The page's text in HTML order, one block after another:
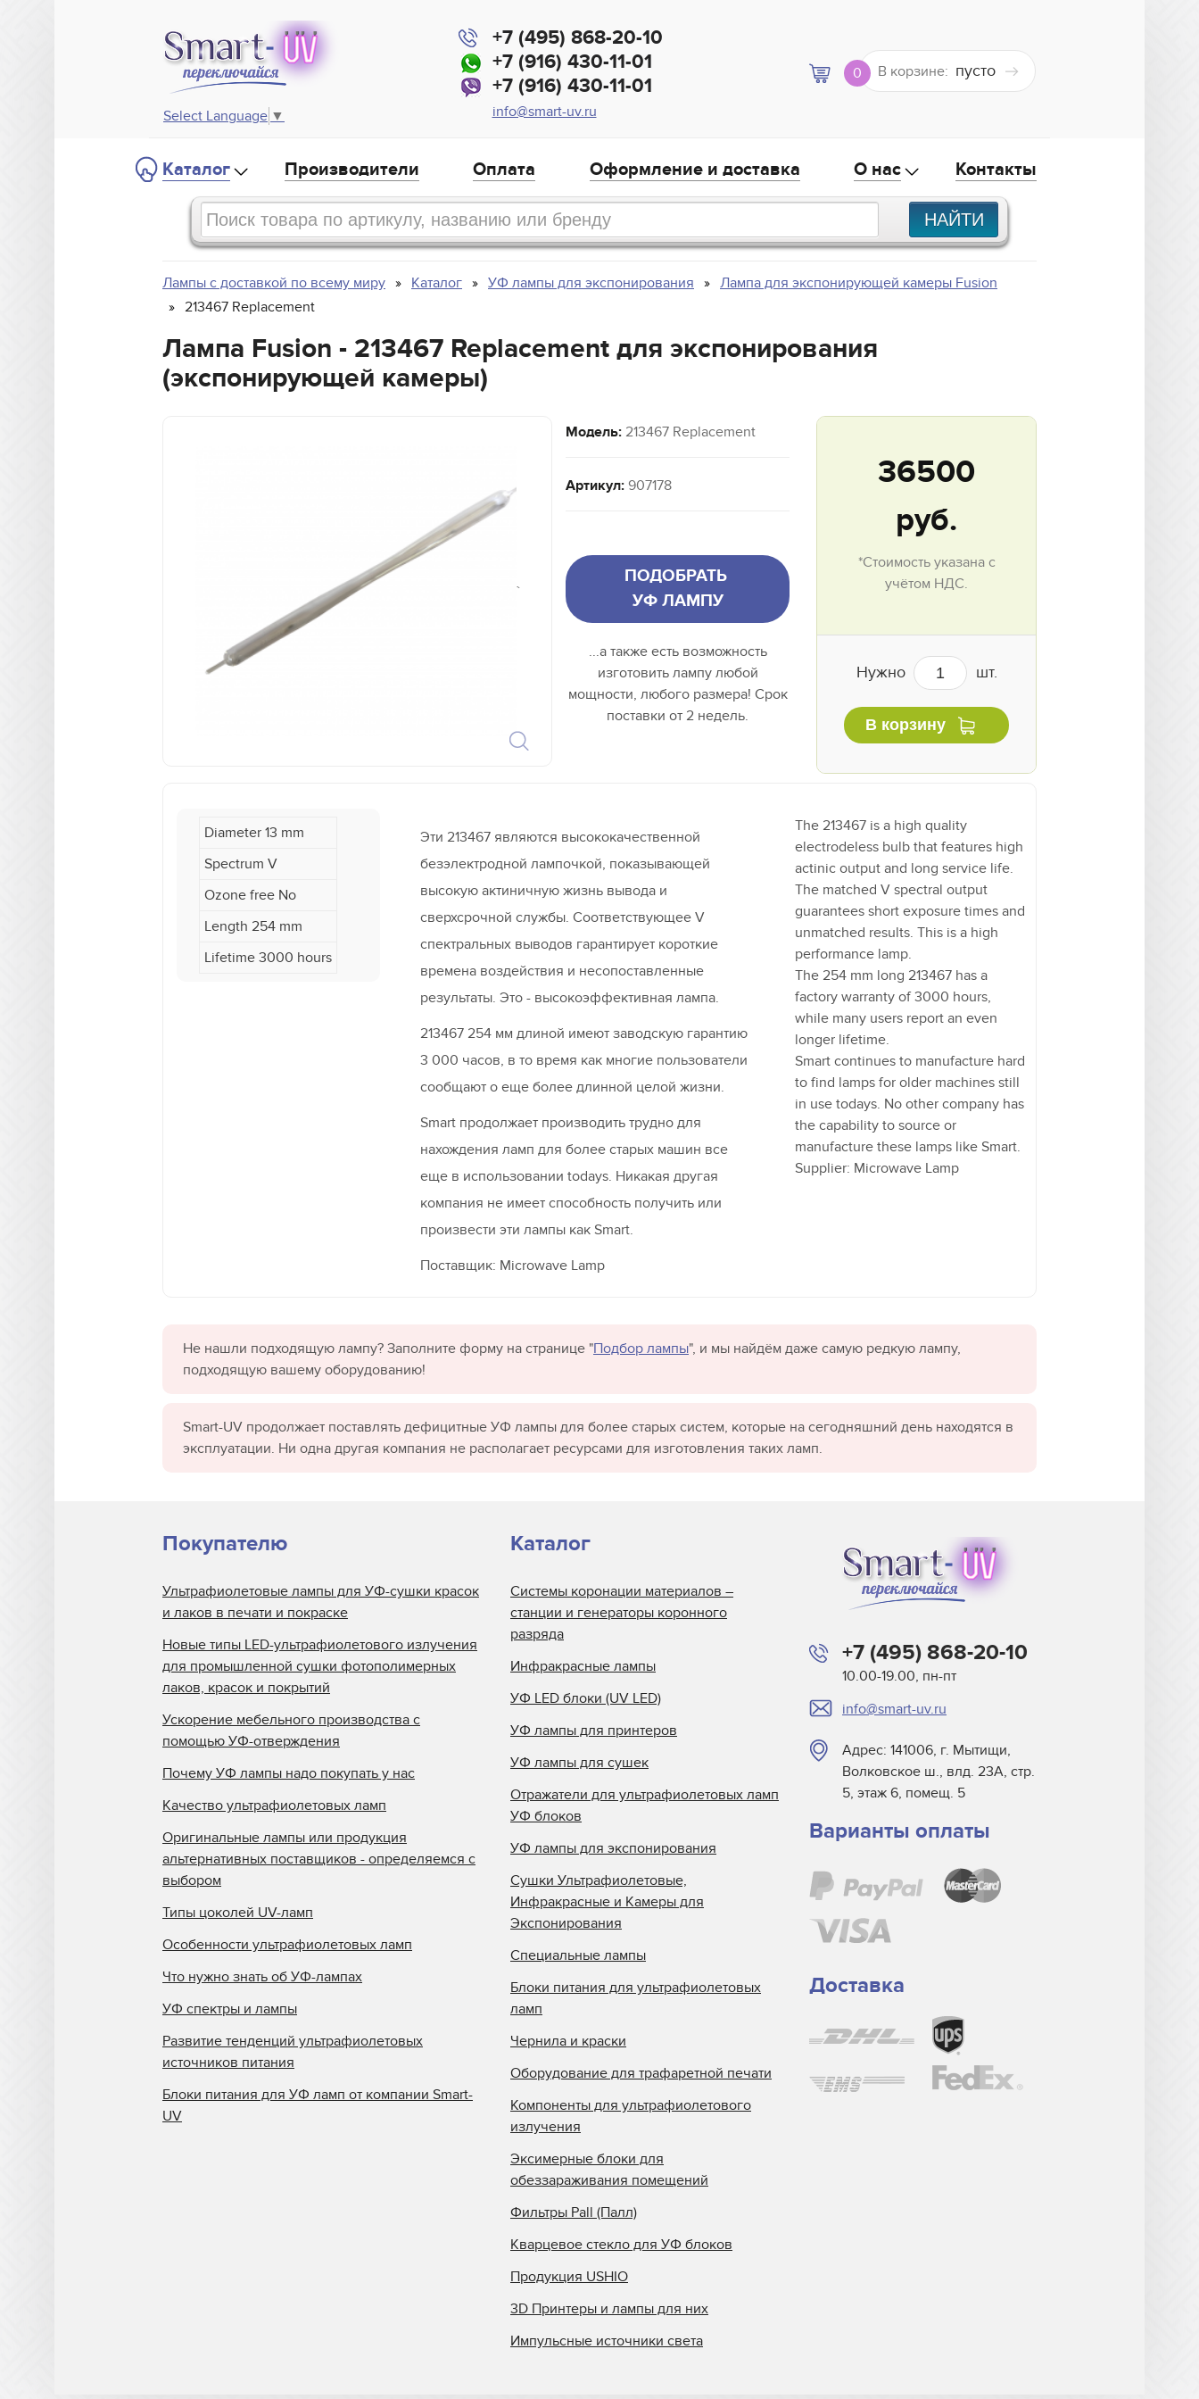
Select Language ▼
+7 (495) 868-20-10
+7 (916) 430-11-01
+7 (916) 430-11-01
info@smart-uv.ru
0 В корзине: пусто
Каталог Производители Оплата Оформление и доставка О нас Контакты
Лампы с доставкой по всему миру Каталог УФ лампы для экспонирования
Лампа для экспонирующей камеры Fusion
213467 Replacement
Лампа Fusion - 213467 Replacement для экспонирования
(экспонирующей камеры)
`
Модель: 213467 Replacement
Артикул: 907178
ПОДОБРАТЬ
УФ ЛАМПУ
...а также есть возможность
изготовить лампу любой
мощности, любого размера! Срок
поставки от 2 недель.
36500
руб.
*Стоимость указана с
учётом НДС.
Нужно шт.
В корзину
Diameter 13 mm
Spectrum V
Ozone free No
Length 254 mm
Lifetime 3000 hours
Эти 213467 являются высококачественной
безэлектродной лампочкой, показывающей
высокую актиничную жизнь вывода и
сверхсрочной службы. Соответствующее V
спектральных выводов гарантирует короткие
времена воздействия и несопоставленные
результаты. Это - высокоэффективная лампа.
213467 254 мм длиной имеют заводскую гарантию
3 000 часов, в то время как многие пользователи
сообщают о еще более длинной целой жизни.
Smart продолжает производить трудно для
нахождения ламп для более старых машин все
еще в использовании todays. Никакая другая
компания не имеет способность получить или
произвести эти лампы как Smart.
Поставщик: Microwave Lamp
The 213467 is a high quality
electrodeless bulb that features high
actinic output and long service life.
The matched V spectral output
guarantees short exposure times and
unmatched results. This is a high
performance lamp.
The 254 mm long 213467 has a
factory warranty of 3000 hours,
while many users report an even
longer lifetime.
Smart continues to manufacture hard
to find lamps for older machines still
in use todays. No other company has
the capability to source or
manufacture these lamps like Smart.
Supplier: Microwave Lamp
Не нашли подходящую лампу? Заполните форму на странице "Подбор лампы", и мы найдём даже самую редкую лампу,
подходящую вашему оборудованию!
Smart-UV продолжает поставлять дефицитные УФ лампы для более старых систем, которые на сегодняшний день находятся в
эксплуатации. Ни одна другая компания не располагает ресурсами для изготовления таких ламп.
+7 (495) 868-20-10
10.00-19.00, пн-пт
info@smart-uv.ru
Адрес: 141006, г. Мытищи,
Волковское ш., влд. 23А, стр.
5, этаж 6, помещ. 5
Варианты оплаты
Доставка
Покупателю
Ультрафиолетовые лампы для УФ-сушки красок
и лаков в печати и покраске
Новые типы LED-ультрафиолетового излучения
для промышленной сушки фотополимерных
лаков, красок и покрытий
Ускорение мебельного производства с
помощью УФ-отверждения
Почему УФ лампы надо покупать у нас
Качество ультрафиолетовых ламп
Оригинальные лампы или продукция
альтернативных поставщиков - определяемся с
выбором
Типы цоколей UV-ламп
Особенности ультрафиолетовых ламп
Что нужно знать об УФ-лампах
УФ спектры и лампы
Развитие тенденций ультрафиолетовых
источников питания
Блоки питания для УФ ламп от компании Smart-
UV
Каталог
Системы коронации материалов –
станции и генераторы коронного
разряда
Инфракрасные лампы
УФ LED блоки (UV LED)
УФ лампы для принтеров
УФ лампы для сушек
Отражатели для ультрафиолетовых ламп
УФ блоков
УФ лампы для экспонирования
Сушки Ультрафиолетовые,
Инфракрасные и Камеры для
Экспонирования
Специальные лампы
Блоки питания для ультрафиолетовых
ламп
Чернила и краски
Оборудование для трафаретной печати
Компоненты для ультрафиолетового
излучения
Эксимерные блоки для
обеззараживания помещений
Фильтры Pall (Палл)
Кварцевое стекло для УФ блоков
Продукция USHIO
3D Принтеры и лампы для них
Импульсные источники света